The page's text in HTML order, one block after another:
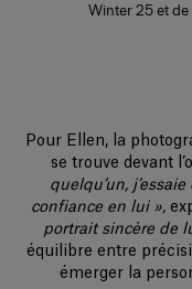
Winter 25 et
Pour Ellen, la
se trouve devant
quelqu’un,
confiance en lui »,
portrait sincère de
équilibre entre
émerger la